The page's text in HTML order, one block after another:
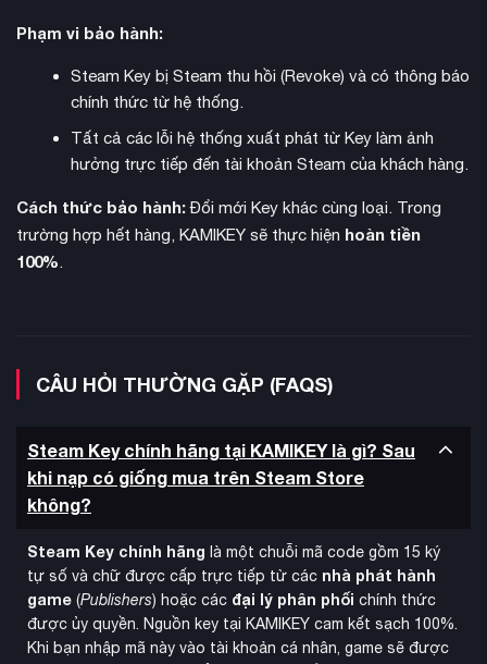
Mode Episode Battlekể lại câu chuyện qua góc nhìn của 8
nhân vật: Goku, Vegeta, Piccolo, Gohan, Future Trunks,
Phạm vi bảo hành:
Steam Key bị Steam thu hồi (Revoke) và có thông báo
chính thức từ hệ thống.
Tất cả các lỗi hệ thống xuất phát từ Key làm ảnh
hưởng trực tiếp đến tài khoản Steam của khách hàng.
Cách thức bảo hành:Đổi mới Key khác cùng loại. Trong
trường hợp hết hàng, KAMIKEY sẽ thực hiện hoàn tiền
100%.
CÂU HỎI THƯỜNG GẶP (FAQS)
Steam Key chính hãng tại KAMIKEY là gì? Sau
khi nạp có giống mua trên Steam Store
không?
Steam Key chính hãng là một chuỗi mã code gồm 15 ký
tự số và chữ được cấp trực tiếp từ các nhà phát hành
game (Publishers) hoặc các đại lý phân phối chính thức
được ủy quyền. Nguồn key tại KAMIKEY cam kết sạch 100%.
Khi bạn nhập mã này vào tài khoản cá nhân, game sẽ được